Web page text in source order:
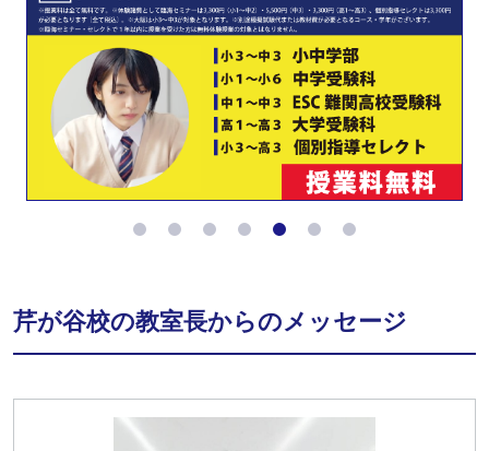
芹が谷校の教室長からのメッセージ